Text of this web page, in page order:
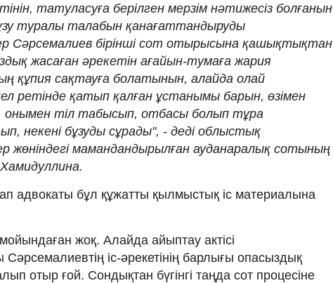
татуласуға берілген мерзім нәтижесіз болғанын
туралы талабын қанағаттандыруды
Сәрсемалиев бірінші сот отырысына қашықтықтан
жасаған әрекетін ағайын-тумаға жария
құпия сақтауға болатынын, алайда олай
ретінде қатып қалған ұстанымы барын, өзімен
онымен тіл табысып, отбасы болып тұра
некені бұзуды сұрады", - деді облыстық
жөніндегі мамандандырылған ауданаралық сотының
адвокаты бұл құжатты қылмыстық іс материалына
жоқ. Алайда айыптау актісі
іс-әрекетінің барлығы опасыздық
отыр ғой. Сондықтан бүгінгі таңда сот процесіне